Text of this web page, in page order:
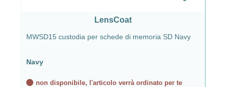
LensCoat
MWSD15 custodia per schede di memoria SD Navy
Navy
non disponibile, l'articolo verrà ordinato per te